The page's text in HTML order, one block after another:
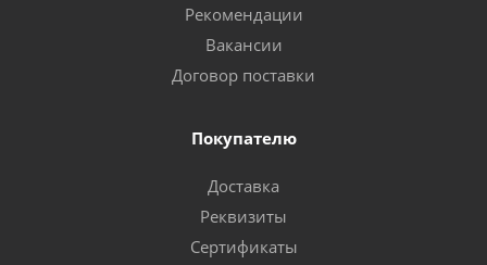
Рекомендации
Вакансии
Договор поставки
Покупателю
Доставка
Реквизиты
Сертификаты